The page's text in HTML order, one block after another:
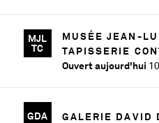
MJL
TC
MUSÉE JEAN-
TAPISSERIE
Ouvert aujourd'hui
GDA
GALERIE DAVID